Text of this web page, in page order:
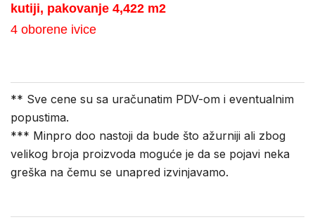
kutiji, pakovanje 4,422 m2
4 oborene ivice
** Sve cene su sa uračunatim PDV-om i eventualnim
popustima.
*** Minpro doo nastoji da bude što ažurniji ali zbog
velikog broja proizvoda moguće je da se pojavi neka
greška na čemu se unapred izvinjavamo.